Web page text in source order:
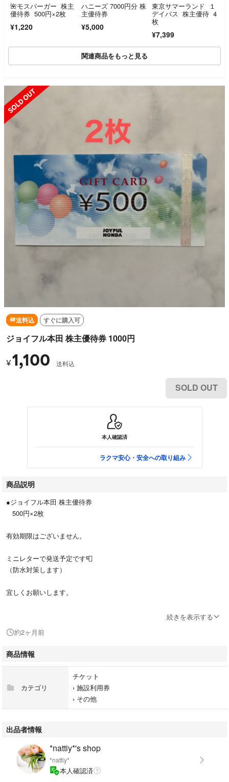
🌺モスバーガー 株主
優待券 500円×2枚
¥1,220
ハニーズ 7000円分 株
主優待券
¥5,000
東京サマーランド １
デイパス 株主優待 4
枚
¥7,399
関連商品をもっと見る
送料込 すぐに購入可
ジョイフル本田 株主優待券 1000円
¥1,100 送料込
SOLD OUT
本人確認済
ラクマ安心・安全への取り組み
商品説明
●ジョイフル本田 株主優待券
500円×2枚
有効期限はございません。
ミニレターで発送予定です📮
（防水対策します）
宜しくお願いします。
#ジョイフル本田優待
#ジョイフル本田ギフトカード
続きを表示する
約2ヶ月前
商品情報
カテゴリ
チケット
› 施設利用券
› その他
出品者情報
*nattiy*'s shop
*nattiy*
本人確認済